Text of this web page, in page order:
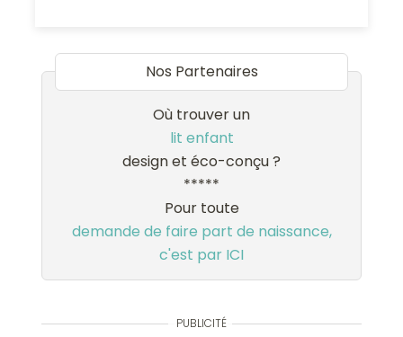
Nos Partenaires
Où trouver un
lit enfant
design et éco-conçu ?
*****
Pour toute
demande de faire part de naissance,
c'est par ICI
PUBLICITÉ